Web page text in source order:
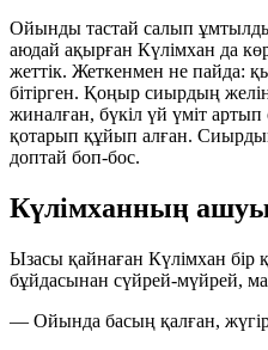
Ойынды тастай салып
аюдай ақырған Күлімхан да
жеттік. Жеткенмен не пайда:
бітірген. Қоңыр сиырдың
жиналған, бүкіл үй үміт артып
қотарып құйып алған.
доптай боп-бос.
Күлімханның
Ызасы қайнаған Күлімхан бір
бұйдасынан сүйрей-мүйрей,
— Ойында басың қалған,